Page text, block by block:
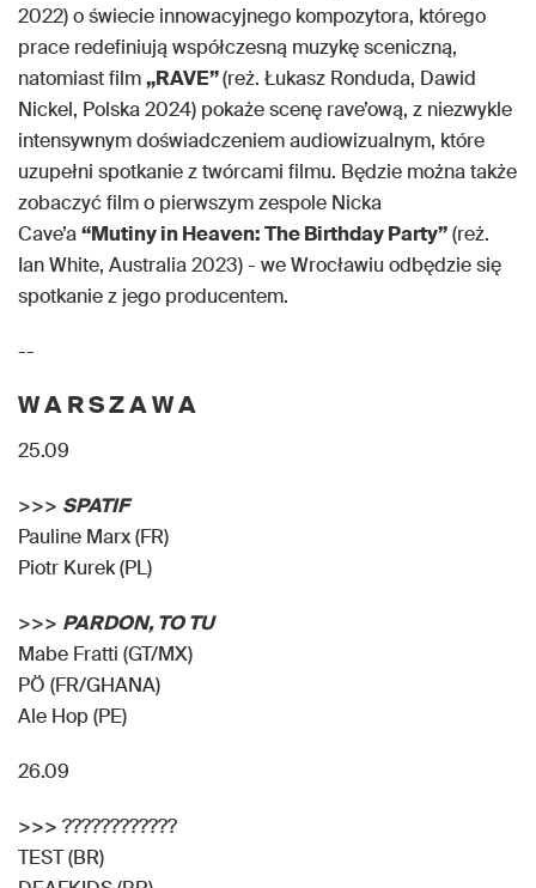
2022) o świecie innowacyjnego kompozytora, którego
prace redefiniują współczesną muzykę sceniczną,
natomiast film„RAVE”(reż. Łukasz Ronduda, Dawid
Nickel, Polska 2024) pokaże scenę rave’ową, z niezwykle
intensywnym doświadczeniem audiowizualnym, które
uzupełni spotkanie z twórcami filmu. Będzie można także
zobaczyć film o pierwszym zespole Nicka
Cave’a“Mutiny in Heaven: The Birthday Party”(reż.
Ian White, Australia 2023) - we Wrocławiu odbędzie się
spotkanie z jego producentem.
--
W A R S Z A W A
25.09
>>> SPATIF
Pauline Marx (FR)
Piotr Kurek (PL)
>>> PARDON, TO TU
Mabe Fratti (GT/MX)
PÖ (FR/GHANA)
Ale Hop (PE)
26.09
>>> ????????????
TEST (BR)